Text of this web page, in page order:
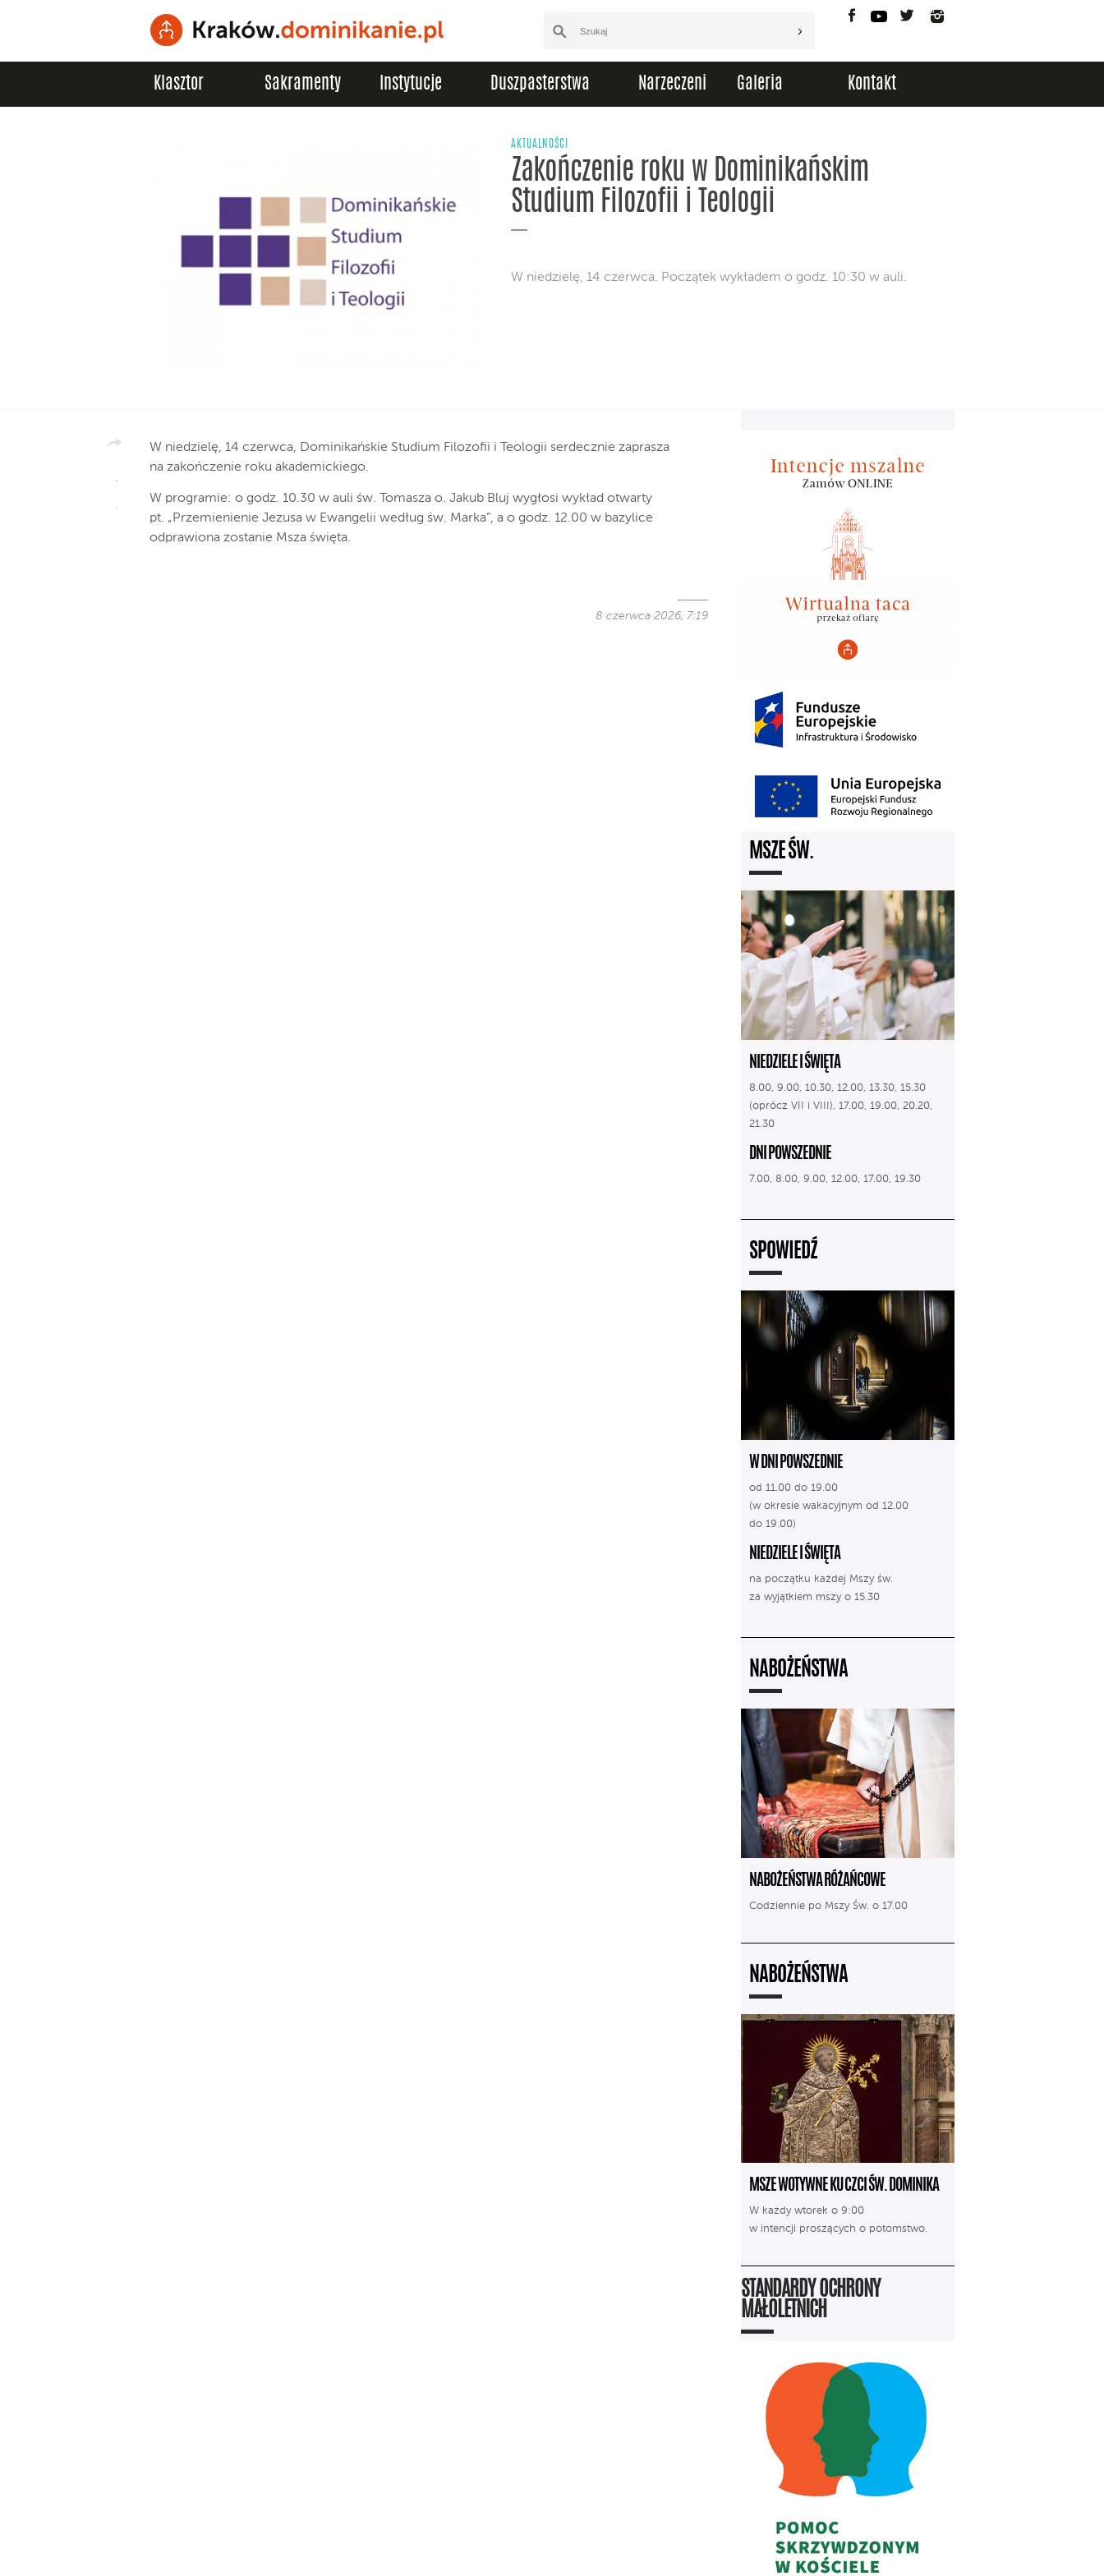
FacebookYouTubeTwitter
Klasztor Sakramenty Instytucje Duszpasterstwa Narzeczeni Galeria Kontakt
AKTUALNOŚCI
Zakończenie roku w Dominikańskim
Studium Filozofii i Teologii
W niedzielę, 14 czerwca. Początek wykładem o godz. 10:30 w auli.
W niedzielę, 14 czerwca, Dominikańskie Studium Filozofii i Teologii serdecznie zaprasza
na zakończenie roku akademickiego.
W programie: o godz. 10.30 w auli św. Tomasza o. Jakub Bluj wygłosi wykład otwarty
pt. „Przemienienie Jezusa w Ewangelii według św. Marka”, a o godz. 12.00 w bazylice
odprawiona zostanie Msza święta.
8 czerwca 2026, 7:19
MSZE ŚW.
NIEDZIELE I ŚWIĘTA
8.00, 9.00, 10.30, 12.00, 13.30, 15.30
(oprócz VII i VIII), 17.00, 19.00, 20.20,
21.30
DNI POWSZEDNIE
7.00, 8.00, 9.00, 12.00, 17.00, 19.30
SPOWIEDŹ
W DNI POWSZEDNIE
od 11.00 do 19.00
(w okresie wakacyjnym od 12.00
do 19.00)
NIEDZIELE I ŚWIĘTA
na początku każdej Mszy św.
za wyjątkiem mszy o 15.30
NABOŻEŃSTWA
NABOŻEŃSTWA RÓŻAŃCOWE
Codziennie po Mszy Św. o 17.00
NABOŻEŃSTWA
MSZE WOTYWNE KU CZCI ŚW. DOMINIKA
W każdy wtorek o 9:00
w intencji proszących o potomstwo.
STANDARDY OCHRONY
MAŁOLETNICH